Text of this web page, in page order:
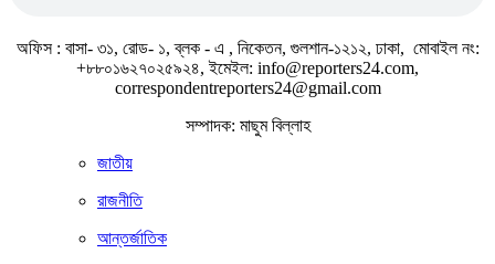
অফিস : বাসা- ৩১, রোড- ১, ব্লক - এ , নিকেতন, গুলশান-১২১২, ঢাকা, মোবাইল নং:
+৮৮০১৬২৭০২৫৯২৪, ইমেইল: info@reporters24.com,
correspondentreporters24@gmail.com
সম্পাদক: মাছুম বিল্লাহ
জাতীয়
রাজনীতি
আন্তর্জাতিক